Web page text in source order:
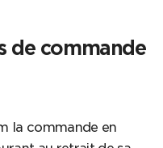
de commande
la commande en